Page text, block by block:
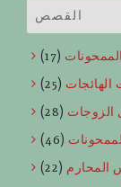
القصص
(17)
(25)
الزوجات (28)
(46)
(22)